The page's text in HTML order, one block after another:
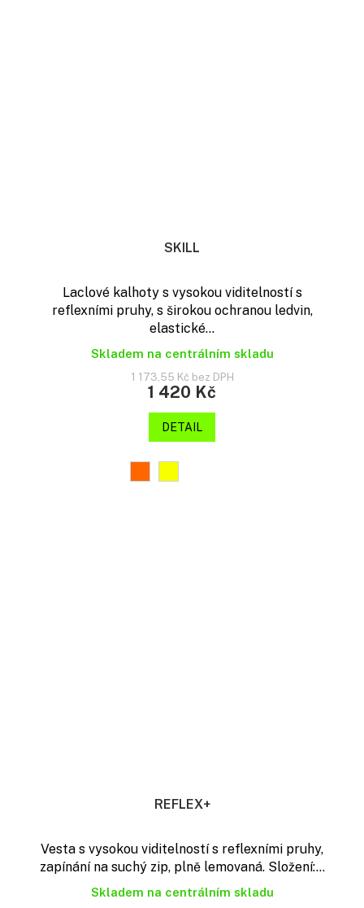
SKILL
Laclové kalhoty s vysokou viditelností s
reflexními pruhy, s širokou ochranou ledvin,
elastické...
Skladem na centrálním skladu
1 173,55 Kč bez DPH
1 420 Kč
DETAIL
REFLEX+
Vesta s vysokou viditelností s reflexními pruhy,
zapínání na suchý zip, plně lemovaná. Složení:...
Skladem na centrálním skladu